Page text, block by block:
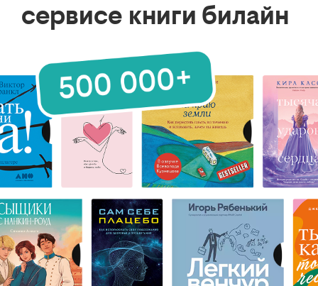
сервисе книги билайн